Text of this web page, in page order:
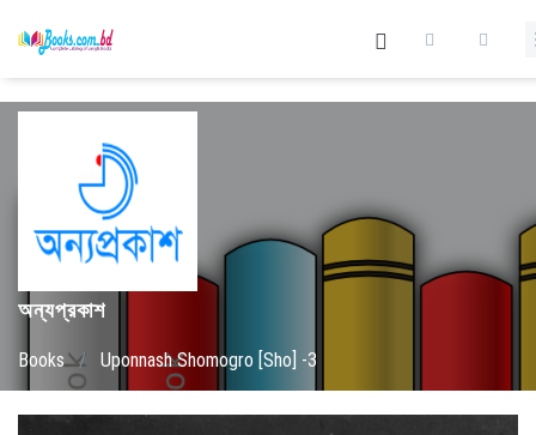
অন্যপ্রকাশ
Books / Uponnash Shomogro [Sho] -3